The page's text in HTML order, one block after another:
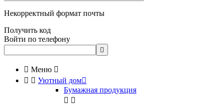
Некорректный формат почты
Получить код
Войти по телефону

 Меню 
  Уютный дом
Бумажная продукция
 